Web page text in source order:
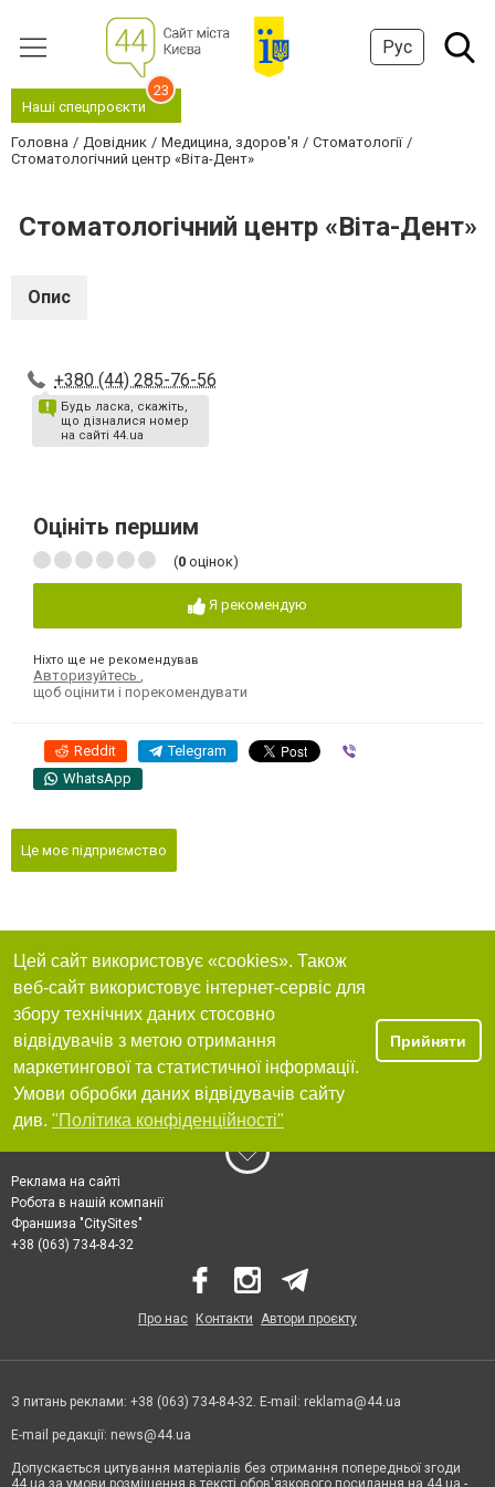
Рус
Наші спецпроєкти
23
Головна Довідник Медицина, здоров'я
Стоматології
Стоматологічний центр «Віта-Дент»
Стоматологічний центр «Віта-Дент»
Опис
+380 (44) 285-76-56
Будь ласка, скажіть,
що дізналися номер
на сайті 44.ua
Оцініть першим
(0 оцінок)
Я рекомендую
Ніхто ще не рекомендував
Авторизуйтесь
щоб оцінити і порекомендувати
Reddit Telegram
WhatsApp
Це моє підприємство
Цей сайт використовує «cookies». Також
веб-сайт використовує інтернет-сервіс для
збору технічних даних стосовно
відвідувачів з метою отримання
маркетингової та статистичної інформації.
Умови обробки даних відвідувачів сайту
див. "Політика конфіденційності"
Прийняти
Реклама на сайті
Робота в нашій компанії
Франшиза "CitySites"
+38 (063) 734-84-32
Про нас Контакти Автори проєкту
З питань реклами: +38 (063) 734-84-32. E-mail: reklama@44.ua
E-mail редакції: news@44.ua
Допускається цитування матеріалів без отримання попередньої згоди
44.ua за умови розміщення в тексті обов'язкового посилання на 44.ua -